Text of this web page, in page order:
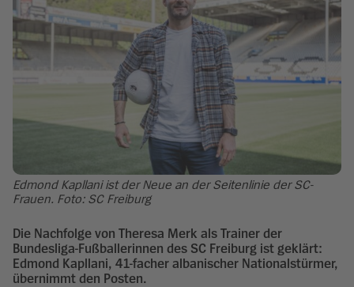
Edmond Kapllani ist der Neue an der Seitenlinie der SC-
Frauen. Foto: SC Freiburg
Die Nachfolge von Theresa Merk als Trainer der
Bundesliga-Fußballerinnen des SC Freiburg ist geklärt:
Edmond Kapllani, 41-facher albanischer Nationalstürmer,
übernimmt den Posten.